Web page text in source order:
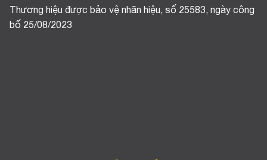
Thương hiệu được bảo vệ nhãn hiệu, số 25583, ngày công
bố 25/08/2023